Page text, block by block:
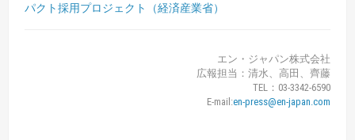
パクト採用プロジェクト（経済産業省）
エン・ジャパン株式会社
広報担当：清水、高田、齊藤
TEL：03-3342-6590
E-mail:en-press@en-japan.com